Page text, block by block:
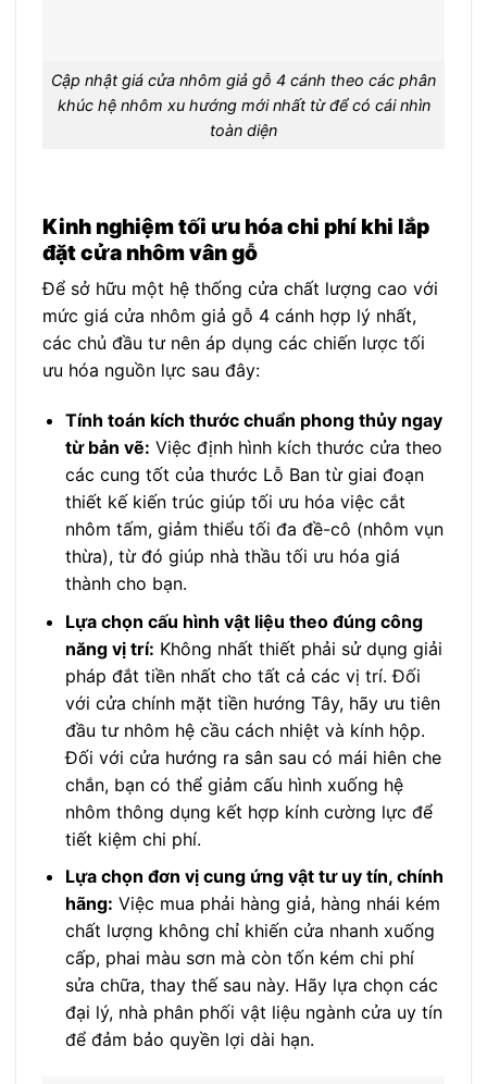
Cập nhật giá cửa nhôm giả gỗ 4 cánh theo các phân
khúc hệ nhôm xu hướng mới nhất từ để có cái nhìn
toàn diện
Kinh nghiệm tối ưu hóa chi phí khi lắp
đặt cửa nhôm vân gỗ
Để sở hữu một hệ thống cửa chất lượng cao với
mức giá cửa nhôm giả gỗ 4 cánh hợp lý nhất,
các chủ đầu tư nên áp dụng các chiến lược tối
ưu hóa nguồn lực sau đây:
Tính toán kích thước chuẩn phong thủy ngay
từ bản vẽ: Việc định hình kích thước cửa theo
các cung tốt của thước Lỗ Ban từ giai đoạn
thiết kế kiến trúc giúp tối ưu hóa việc cắt
nhôm tấm, giảm thiểu tối đa đề-cô (nhôm vụn
thừa), từ đó giúp nhà thầu tối ưu hóa giá
thành cho bạn.
Lựa chọn cấu hình vật liệu theo đúng công
năng vị trí: Không nhất thiết phải sử dụng giải
pháp đắt tiền nhất cho tất cả các vị trí. Đối
với cửa chính mặt tiền hướng Tây, hãy ưu tiên
đầu tư nhôm hệ cầu cách nhiệt và kính hộp.
Đối với cửa hướng ra sân sau có mái hiên che
chắn, bạn có thể giảm cấu hình xuống hệ
nhôm thông dụng kết hợp kính cường lực để
tiết kiệm chi phí.
Lựa chọn đơn vị cung ứng vật tư uy tín, chính
hãng: Việc mua phải hàng giả, hàng nhái kém
chất lượng không chỉ khiến cửa nhanh xuống
cấp, phai màu sơn mà còn tốn kém chi phí
sửa chữa, thay thế sau này. Hãy lựa chọn các
đại lý, nhà phân phối vật liệu ngành cửa uy tín
để đảm bảo quyền lợi dài hạn.